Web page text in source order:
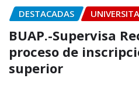
DESTACADAS
BUAP.-Supervisa
proceso de
superior